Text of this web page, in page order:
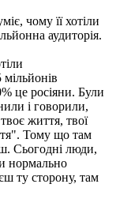
чому її хотіли
аудиторія.
це росіяни. Були
і говорили,
життя, твої
Тому що там
Сьогодні люди,
нормально
ту сторону, там